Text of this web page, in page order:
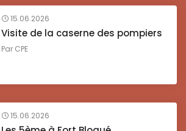
15.06.2026
Visite de la caserne des pompiers
Par CPE
15.06.2026